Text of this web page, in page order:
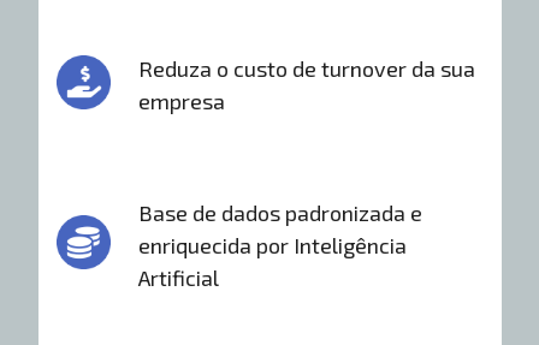
Reduza o custo de turnover da sua
empresa
Base de dados padronizada e
enriquecida por Inteligência
Artificial